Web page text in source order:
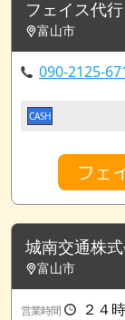
フェイス代行
富山市
090-2125-
CASH
フェ
城南交通株式
富山市
営業時間
２４